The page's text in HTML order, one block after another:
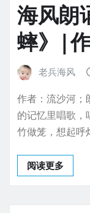
海风朗
蟀》|
老兵海风
作者：流沙河；
的记忆里唱歌，
竹做笼，想起呼
阅读更多